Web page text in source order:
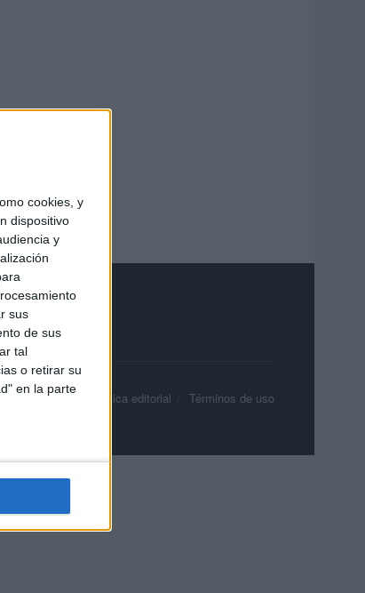
cookies, y
dispositivo
y
sus
de sus
tal
o retirar su
en la parte
privacidad Política editorial Términos de uso